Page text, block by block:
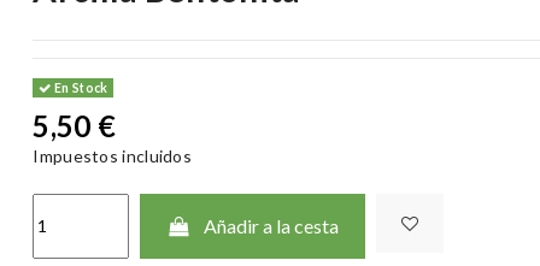
En Stock
5,50 €
Impuestos incluidos
Añadir a la cesta